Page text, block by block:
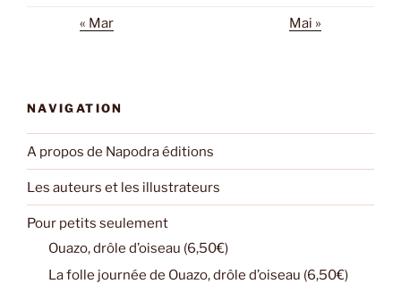
« Mar Mai »
NAVIGATION
A propos de Napodra éditions
Les auteurs et les illustrateurs
Pour petits seulement
Ouazo, drôle d’oiseau (6,50€)
La folle journée de Ouazo, drôle d’oiseau (6,50€)